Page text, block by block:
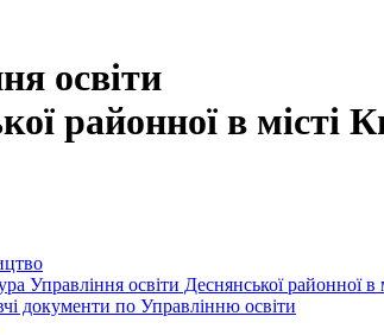
освіти
районної в місті
Управління освіти Деснянської районної в
документи по Управлінню освіти